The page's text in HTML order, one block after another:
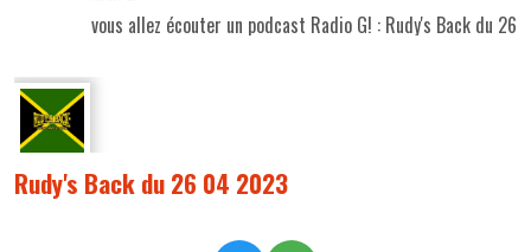
vous allez écouter un podcast Radio G! : Rudy's Back du 26
Rudy's Back du 26 04 2023